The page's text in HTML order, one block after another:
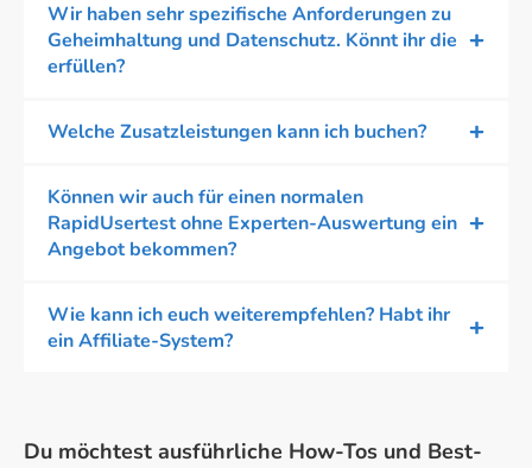
Wir haben sehr spezifische Anforderungen zu
Geheimhaltung und Datenschutz. Könnt ihr die
erfüllen?
Welche Zusatzleistungen kann ich buchen?
Können wir auch für einen normalen
RapidUsertest ohne Experten-Auswertung ein
Angebot bekommen?
Wie kann ich euch weiterempfehlen? Habt ihr
ein Affiliate-System?
Du möchtest ausführliche How-Tos und Best-